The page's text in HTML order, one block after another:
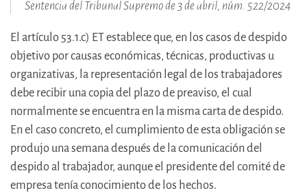
Sentencia del Tribunal Supremo de 3 de abril, núm. 522/2024
El artículo 53.1.c) ET establece que, en los casos de despido
objetivo por causas económicas, técnicas, productivas u
organizativas, la representación legal de los trabajadores
debe recibir una copia del plazo de preaviso, el cual
normalmente se encuentra en la misma carta de despido.
En el caso concreto, el cumplimiento de esta obligación se
produjo una semana después de la comunicación del
despido al trabajador, aunque el presidente del comité de
empresa tenía conocimiento de los hechos.